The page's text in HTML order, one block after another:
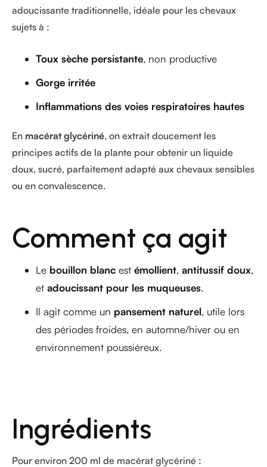
adoucissante traditionnelle, idéale pour les chevaux
sujets à :
Toux sèche persistante, non productive
Gorge irritée
Inflammations des voies respiratoires hautes
En macérat glycériné, on extrait doucement les
principes actifs de la plante pour obtenir un liquide
doux, sucré, parfaitement adapté aux chevaux sensibles
ou en convalescence.
Comment ça agit
Le bouillon blanc est émollient, antitussif doux,
et adoucissant pour les muqueuses.
Il agit comme un pansement naturel, utile lors
des périodes froides, en automne/hiver ou en
environnement poussiéreux.
Ingrédients
Pour environ 200 ml de macérat glycériné :